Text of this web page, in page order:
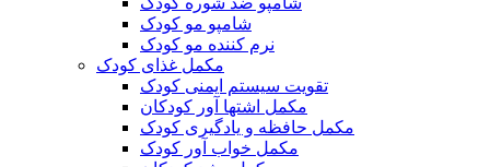
شامپو مو کودک
نرم کننده مو کودک
مکمل غذای کودک
تقویت سیستم ایمنی کودک
مکمل اشتها آور کودکان
مکمل حافظه و یادگیری کودک
مکمل خواب آور کودک